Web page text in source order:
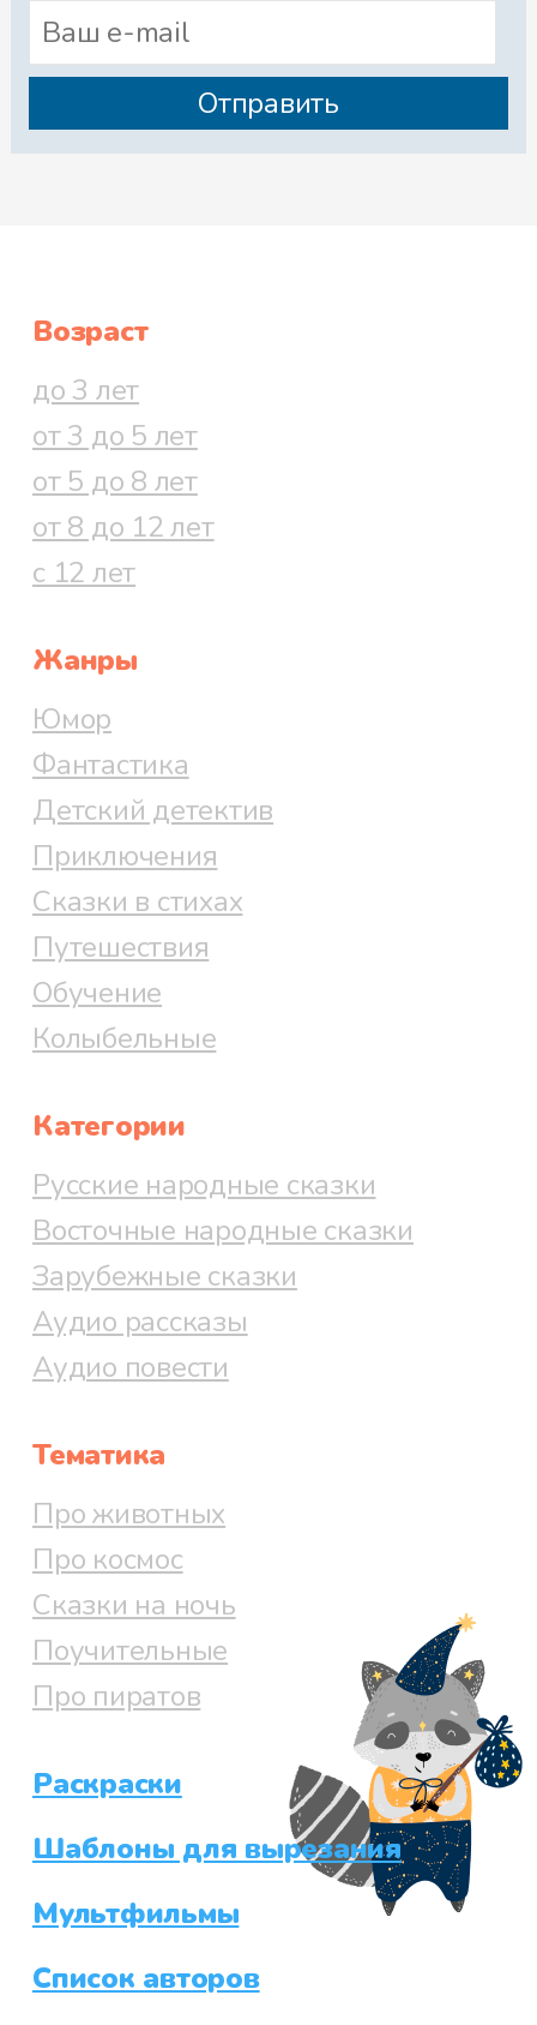
Возраст
до 3 лет
от 3 до 5 лет
от 5 до 8 лет
от 8 до 12 лет
с 12 лет
Жанры
Юмор
Фантастика
Детский детектив
Приключения
Сказки в стихах
Путешествия
Обучение
Колыбельные
Категории
Русские народные сказки
Восточные народные сказки
Зарубежные сказки
Аудио рассказы
Аудио повести
Тематика
Про животных
Про космос
Сказки на ночь
Поучительные
Про пиратов
Раскраски
Шаблоны для вырезания
Мультфильмы
Список авторов